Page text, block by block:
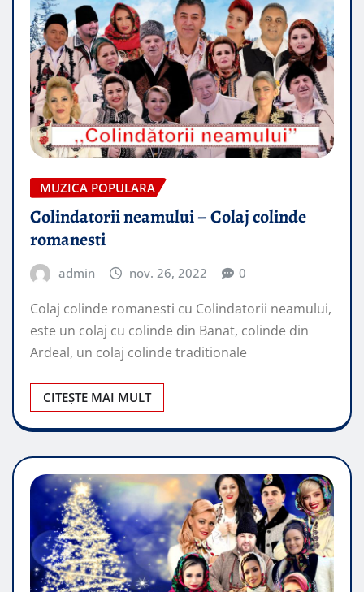
MUZICA POPULARA
Colindatorii neamului – Colaj colinde
romanesti
admin nov. 26, 2022 0
Colaj colinde romanesti cu Colindatorii neamului,
este un colaj cu colinde din Banat, colinde din
Ardeal, un colaj colinde traditionale
CITEȘTE MAI MULT